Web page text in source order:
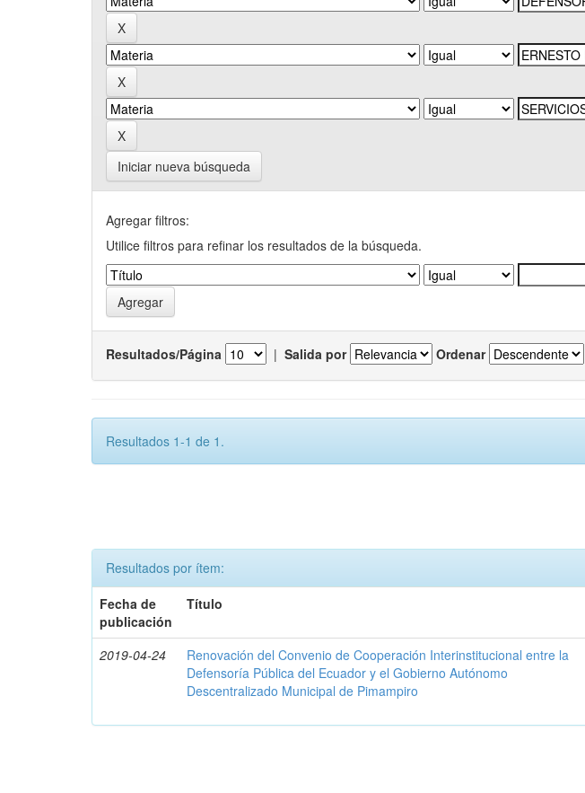
Iniciar nueva búsqueda
Agregar filtros:
Utilice filtros para refinar los resultados de la búsqueda.
Resultados/Página | Salida por Ordenar
Resultados 1-1 de 1.
Resultados por ítem:
Fecha de
publicación
Título
2019-04-24
Renovación del Convenio de Cooperación Interinstitucional entre la
Defensoría Pública del Ecuador y el Gobierno Autónomo
Descentralizado Municipal de Pimampiro